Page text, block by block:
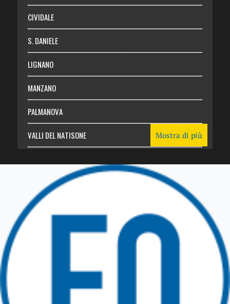
CIVIDALE
S. DANIELE
LIGNANO
MANZANO
PALMANOVA
VALLI DEL NATISONE
TRICESIMO
TARCENTO
GEMONA DEL FRIULI
Mostra di più